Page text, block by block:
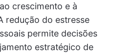
crescimento e à
redução do estresse
permite decisões
estratégico de